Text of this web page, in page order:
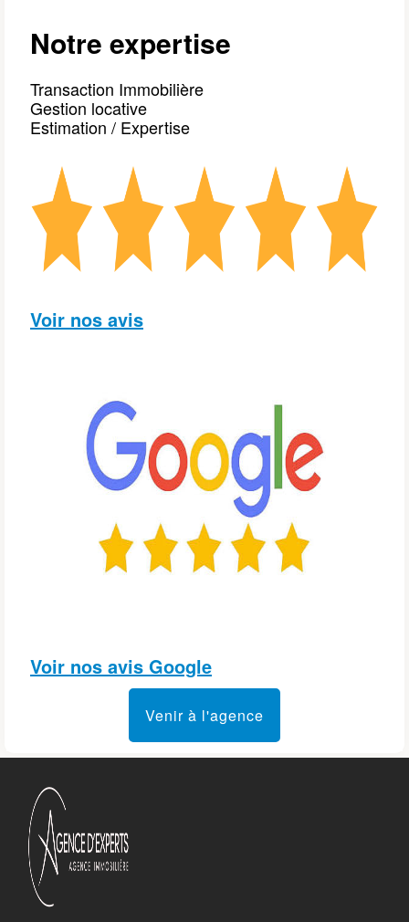
Notre expertise
Transaction Immobilière
Gestion locative
Estimation / Expertise
Voir nos avis
Voir nos avis Google
Venir à l'agence